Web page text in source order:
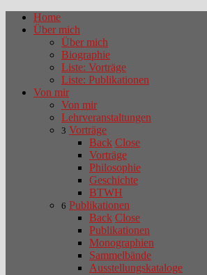
Home
Über mich
Über mich
Biographie
Liste: Vorträge
Liste: Publikationen
Von mir
Von mir
Lehrveranstaltungen
3 Vorträge
Back Close
Vorträge
Philosophie
Geschichte
BTWH
6 Publikationen
Back Close
Publikationen
Monographien
Sammelbände
Ausstellungskataloge